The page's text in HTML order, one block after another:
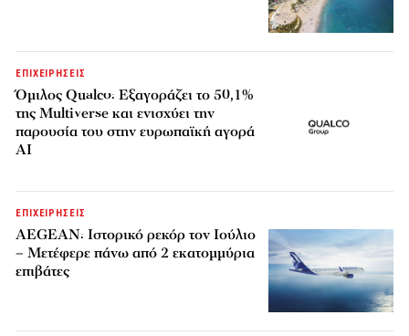
ΕΠΙΧΕΙΡΗΣΕΙΣ
Όμιλος Qualco: Εξαγοράζει το 50,1%
της Multiverse και ενισχύει την
παρουσία του στην ευρωπαϊκή αγορά
AI
ΕΠΙΧΕΙΡΗΣΕΙΣ
AEGEAN: Ιστορικό ρεκόρ τον Ιούλιο
– Μετέφερε πάνω από 2 εκατομμύρια
επιβάτες